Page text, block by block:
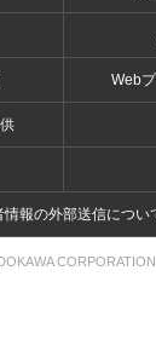
Web
情報の外部送信につい
CORPORATION